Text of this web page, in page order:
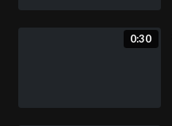
0:30